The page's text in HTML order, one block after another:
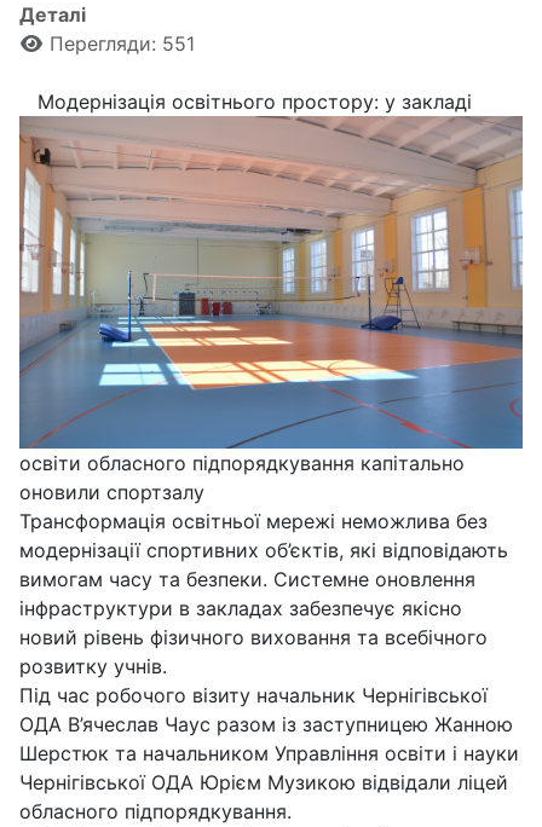
Деталі
Перегляди: 551
Модернізація освітнього простору: у закладі
освіти обласного підпорядкування капітально
оновили спортзалу
Трансформація освітньої мережі неможлива без
модернізації спортивних об’єктів, які відповідають
вимогам часу та безпеки. Системне оновлення
інфраструктури в закладах забезпечує якісно
новий рівень фізичного виховання та всебічного
розвитку учнів.
Під час робочого візиту начальник Чернігівської
ОДА В’ячеслав Чаус разом із заступницею Жанною
Шерстюк та начальником Управління освіти і науки
Чернігівської ОДА Юрієм Музикою відвідали ліцей
обласного підпорядкування.